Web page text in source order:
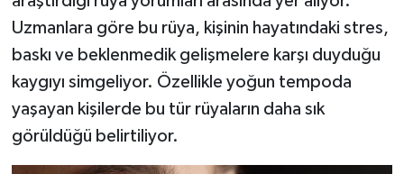
Uzmanlara göre bu rüya, kişinin hayatındaki stres,
baskı ve beklenmedik gelişmelere karşı duyduğu
kaygıyı simgeliyor. Özellikle yoğun tempoda
yaşayan kişilerde bu tür rüyaların daha sık
görüldüğü belirtiliyor.